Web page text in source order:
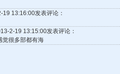
19 13:16:00发表评论：
2-19 13:15:00发表评论：
很多部都有海